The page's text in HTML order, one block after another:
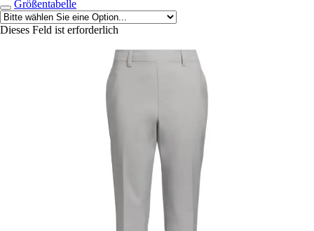
Größentabelle
Dieses Feld ist erforderlich